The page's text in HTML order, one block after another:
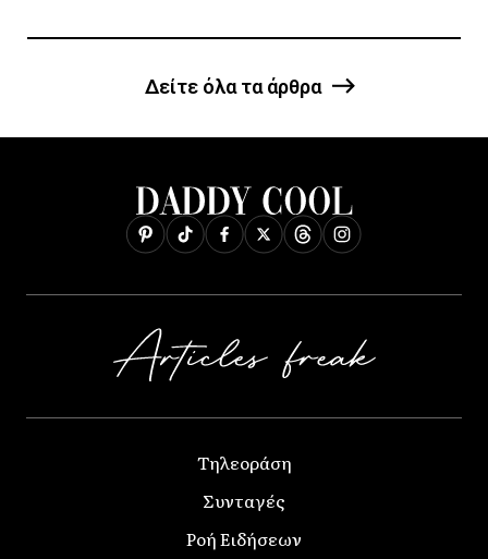
Δείτε όλα τα άρθρα
Τηλεοράση
Συνταγές
Ροή Ειδήσεων